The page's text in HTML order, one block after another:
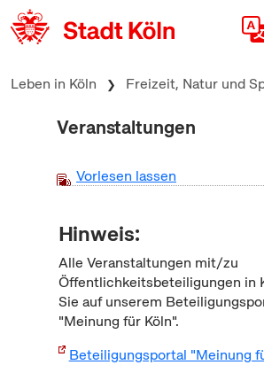
zum Inhalt springen
Leben in Köln Freizeit, Natur und
Veranstaltungen
Vorlesen lassen
Hinweis:
Alle Veranstaltungen mit/zu
Öffentlichkeitsbeteiligungen in
Sie auf unserem
"Meinung für Köln".
Beteiligungsportal "Meinung